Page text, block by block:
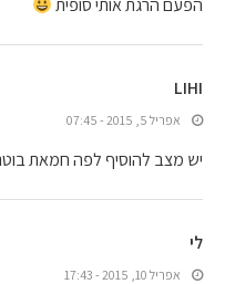
הפעם הרגת אותי סופית
LIHI
אפריל 5, 2015 - 07:45
יש מצב להוסיף לפה חמאת
לי
אפריל 10, 2015 - 17:43